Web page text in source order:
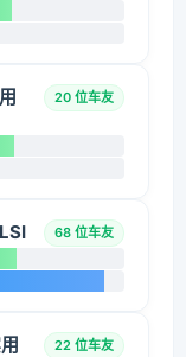
20 位车友
68 位车友
22 位车友